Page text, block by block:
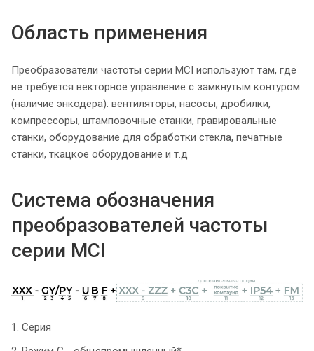
Область применения
Преобразователи частоты серии MCI используют там, где
не требуется векторное управление с замкнутым контуром
(наличие энкодера): вентиляторы, насосы, дробилки,
компрессоры, штамповочные станки, гравировальные
станки, оборудование для обработки стекла, печатные
станки, ткацкое оборудование и т.д
Система обозначения
преобразователей частоты
серии MCI
1. Серия